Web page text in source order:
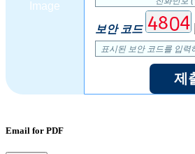
보안 코드
제
Email for PDF